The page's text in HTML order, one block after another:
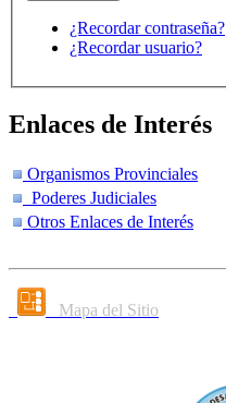
¿Recordar contraseña?
¿Recordar usuario?
Enlaces de Interés
Organismos Provinciales
Poderes Judiciales
Otros Enlaces de Interés
Mapa del Sitio